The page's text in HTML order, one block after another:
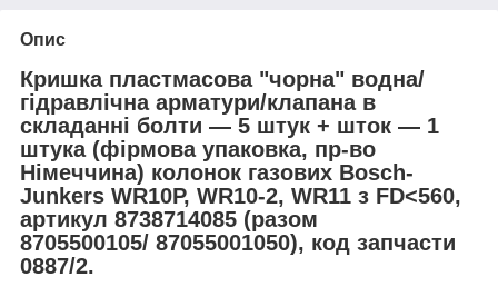
Опис
Кришка пластмасова "чорна" водна/
гідравлічна арматури/клапана в
складанні болти — 5 штук + шток — 1
штука (фірмова упаковка, пр-во
Німеччина) колонок газових Bosch-
Junkers WR10P, WR10-2, WR11 з FD<560,
артикул 8738714085 (разом
8705500105/ 87055001050), код запчасти
0887/2.